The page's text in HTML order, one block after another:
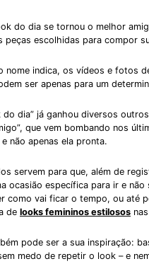
do dia se tornou o melhor
peças escolhidas para compor
nome indica, os vídeos e fotos
ser apenas para um
dia” já ganhou diversos
que vem bombando nos
não apenas ela pronta.
servem para que, além de
ocasião específica para ir e
como vai ficar o tempo, ou até
de looks femininos estilosos
pode ser a sua inspiração:
medo de repetir o look – e